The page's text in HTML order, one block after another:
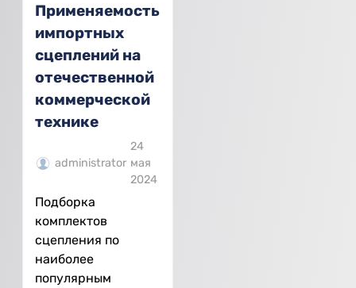
Применяемость
импортных
сцеплений на
отечественной
коммерческой
технике
administrator
24
мая
2024
Подборка
комплектов
сцепления по
наиболее
популярным